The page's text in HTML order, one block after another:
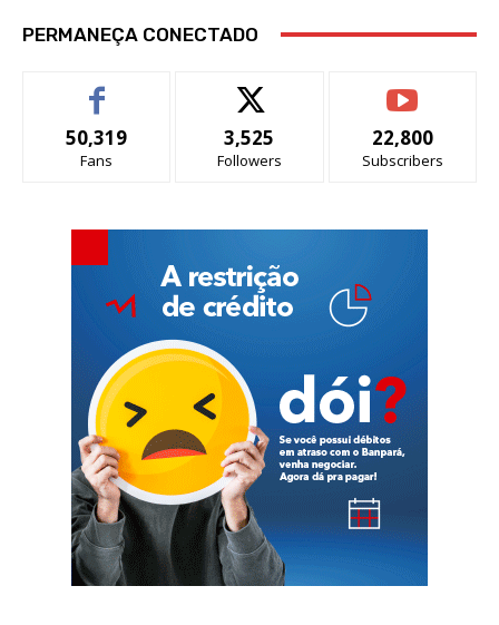
PERMANEÇA CONECTADO
50,319
Fans
3,525
Followers
22,800
Subscribers